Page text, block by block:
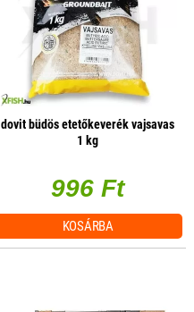
dovit büdös etetőkeverék vajsavas
1 kg
996 Ft
KOSÁRBA